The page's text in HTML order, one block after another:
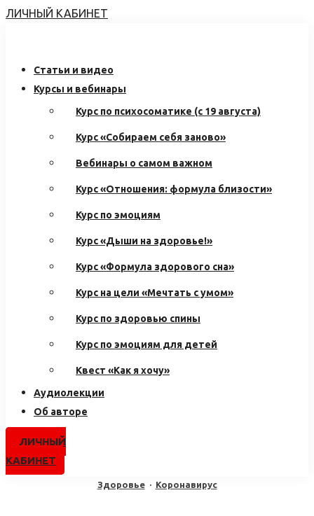
ЛИЧНЫЙ КАБИНЕТ
Статьи и видео
Курсы и вебинары
Курс по психосоматике (с 19 августа)
Курс «Собираем себя заново»
Вебинары о самом важном
Курс «Отношения: формула близости»
Курс по эмоциям
Курс «Дыши на здоровье!»
Курс «Формула здорового сна»
Курс на цели «Мечтать с умом»
Курс по здоровью спины
Курс по эмоциям для детей
Квест «Как я хочу»
Аудиолекции
Об авторе
ЛИЧНЫЙ
КАБИНЕТ
Здоровье· Коронавирус